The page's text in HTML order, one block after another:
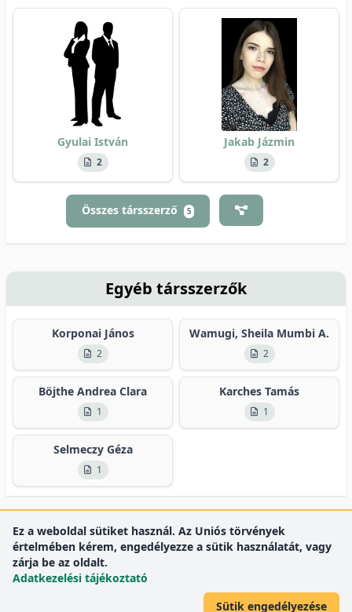
Gyulai István
2
Jakab Jázmin
2
Összes társszerző 5
Egyéb társszerzők
Korponai János
2
Wamugi, Sheila Mumbi A.
2
Böjthe Andrea Clara
1
Karches Tamás
1
Selmeczy Géza
1
Ez a weboldal sütiket használ. Az Uniós törvények
értelmében kérem, engedélyezze a sütik használatát, vagy
zárja be az oldalt.
Adatkezelési tájékoztató
Sütik engedélyezése